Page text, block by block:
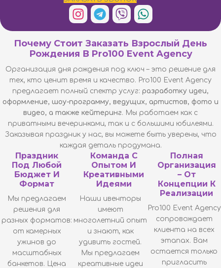
Почему Стоит Заказать Взрослый День
Рождения В Pro100 Event Agency
Организация дня рождения под ключ – это решение для
тех, кто ценит время и качество. Pro100 Event Agency
предлагает полный спектр услуг: разработку идеи,
оформление, шоу-программу, ведущих, артистов, фото и
видео, а также кейтеринг. Мы работаем как с
приватными вечеринками, так и с большими юбилеями.
Заказывая праздник у нас, вы можете быть уверены, что
каждая деталь продумана.
Праздник
Под Любой
Бюджет И
Формат
Мы предлагаем
решения для
разных форматов:
от камерных
ужинов до
масштабных
банкетов. Цена
Команда С
Опытом И
Креативными
Идеями
Наши ивенторы
имеют
многолетний опыт
и знают, как
удивить гостей.
Мы предлагаем
креативные идеи
Полная
Организация
– От
Концепции К
Реализации
Pro100 Event Agency
сопровождает
клиента на всех
этапах. Вам
остается только
пригласить